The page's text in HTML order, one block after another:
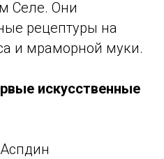
Селе. Они
рецептуры на
и мраморной муки.
искусственные